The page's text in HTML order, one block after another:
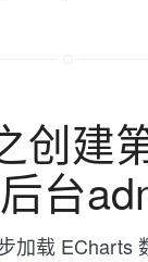
创建
台
加载 ECharts